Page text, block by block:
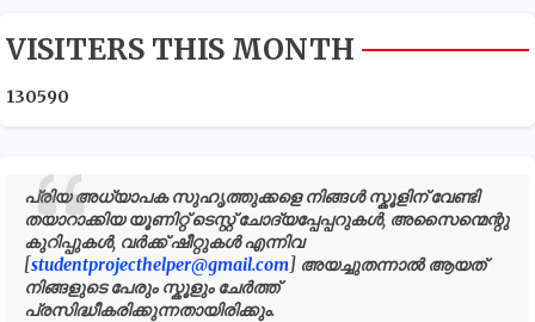
VISITERS THIS MONTH
130590
പ്രിയ അധ്യാപക സുഹൃത്തുക്കളെ നിങ്ങൾ സ്കൂളിന് വേണ്ടി
തയാറാക്കിയ യൂണിറ്റ് ടെസ്റ്റ് ചോദ്യപ്പേപ്പറുകൾ, അസൈന്മെന്റു
കുറിപ്പുകൾ, വർക്ക് ഷീറ്റുകൾ എന്നിവ
[studentprojecthelper@gmail.com] അയച്ചുതന്നാൽ ആയത്
നിങ്ങളുടെ പേരും സ്കൂളും ചേർത്ത്
പ്രസിദ്ധീകരിക്കുന്നതായിരിക്കും.